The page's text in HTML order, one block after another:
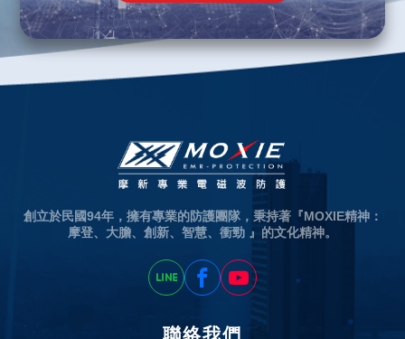
創立於民國94年，擁有專業的防護團隊，秉持著『MOXIE精神：
摩登、大膽、創新、智慧、衝勁 』的文化精神。
聯絡我們